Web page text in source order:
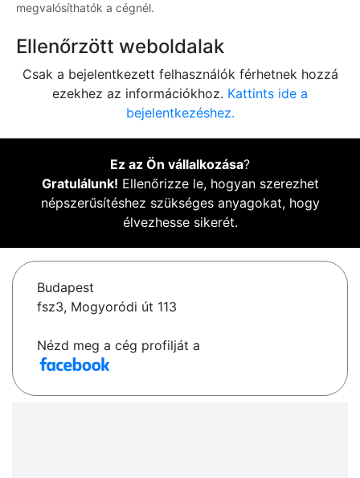
megvalósíthatók a cégnél.
Ellenőrzött weboldalak
Csak a bejelentkezett felhasználók férhetnek hozzá
ezekhez az információkhoz. Kattints ide a
bejelentkezéshez.
Ez az Ön vállalkozása?
Gratulálunk! Ellenőrizze le, hogyan szerezhet
népszerűsítéshez szükséges anyagokat, hogy
élvezhesse sikerét.
Budapest
fsz3, Mogyoródi út 113
Nézd meg a cég profilját a